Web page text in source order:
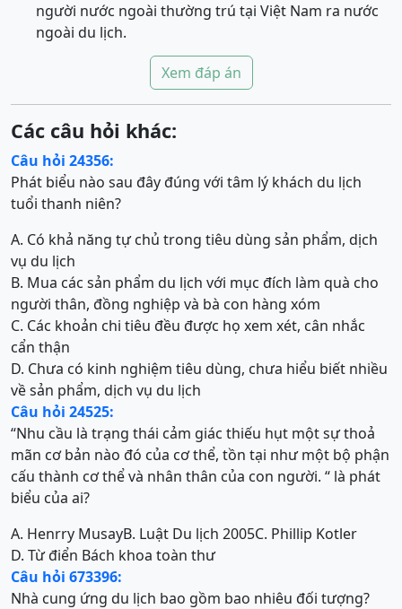
người nước ngoài thường trú tại Việt Nam ra nước
ngoài du lịch.
Xem đáp án
Các câu hỏi khác:
Câu hỏi 24356:
Phát biểu nào sau đây đúng với tâm lý khách du lịch
tuổi thanh niên?
A. Có khả năng tự chủ trong tiêu dùng sản phẩm, dịch
vụ du lịch
B. Mua các sản phẩm du lịch với mục đích làm quà cho
người thân, đồng nghiệp và bà con hàng xóm
C. Các khoản chi tiêu đều được họ xem xét, cân nhắc
cẩn thận
D. Chưa có kinh nghiệm tiêu dùng, chưa hiểu biết nhiều
về sản phẩm, dịch vụ du lịch
Câu hỏi 24525:
“Nhu cầu là trạng thái cảm giác thiếu hụt một sự thoả
mãn cơ bản nào đó của cơ thể, tồn tại như một bộ phận
cấu thành cơ thể và nhân thân của con người. “ là phát
biểu của ai?
A. Henrry MusayB. Luật Du lịch 2005C. Phillip Kotler
D. Từ điển Bách khoa toàn thư
Câu hỏi 673396:
Nhà cung ứng du lịch bao gồm bao nhiêu đối tượng?